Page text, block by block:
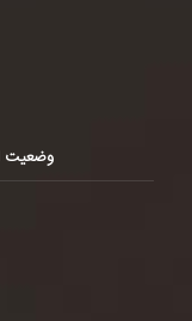
وضعیت